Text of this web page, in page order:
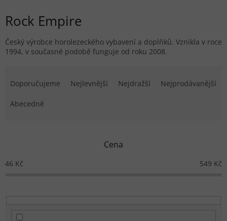
Rock Empire
Český výrobce horolezeckého vybavení a doplňků. Vznikla v roce
1994, v současné podobě funguje od roku 2008.
Doporučujeme Nejlevnější Nejdražší Nejprodávanější
Abecedně
Cena
46 Kč 549 Kč